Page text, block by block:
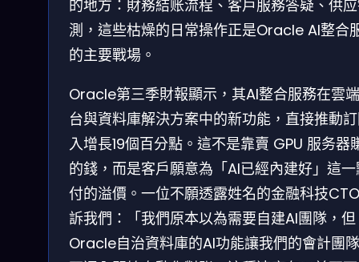
的地方：財務結账流程、客戶服務答疑、供
測，這些枯燥的日常操作正是Oracle AI整合
的主要戰場。
Oracle第三季財報顯示，其AI整合服務在雲
台與資料庫解決方案中的新功能，直接推動
入增長19個百分點。這不是靠賣 GPU 服务器
的錢，而是客戶願意為「AI已經內建好」這
付的溢價。一位不願透露姓名的金融科技
訴我們：「我們原本以為需要自建AI團隊，但
Oracle自治資料庫的AI功能讓我們的會計團